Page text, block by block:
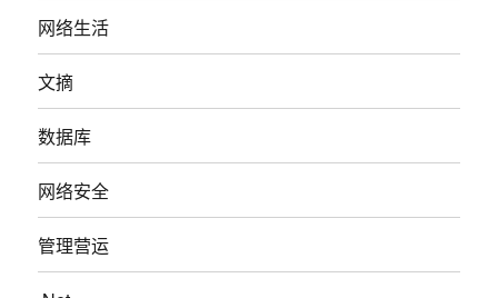
网络生活
文摘
数据库
网络安全
管理营运